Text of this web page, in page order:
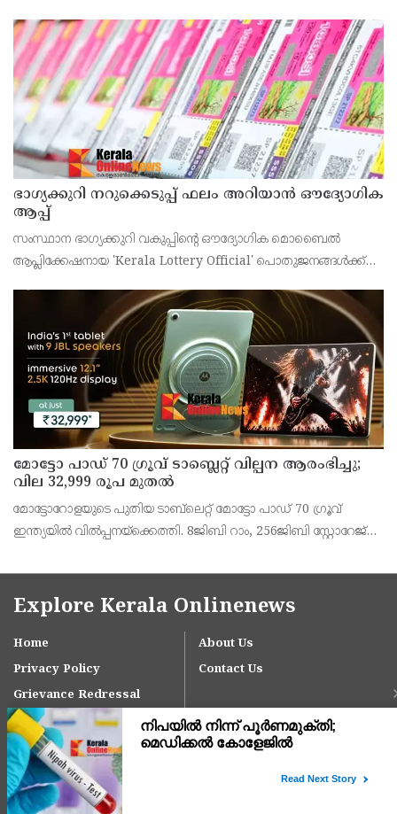
ഭാഗ്യക്കുറി നറുക്കെടുപ്പ് ഫലം അറിയാൻ ഔദ്യോഗിക
ആപ്പ്
സംസ്ഥാന ഭാഗ്യക്കുറി വകുപ്പിന്റെ ഔദ്യോഗിക മൊബൈൽ
ആപ്ലിക്കേഷനായ 'Kerala Lottery Official' പൊതുജനങ്ങൾക്ക്
അഞ്ജു കെ എസ് അറിയിച്ചു.
മോട്ടോ പാഡ് 70 ഗ്രൂവ് ടാബ്ലെറ്റ് വില്പന ആരംഭിച്ചു;
വില 32,999 രൂപ മുതൽ
മോട്ടോറോളയുടെ പുതിയ ടാബ്‌ലെറ്റ് മോട്ടോ പാഡ് 70 ഗ്രൂവ്
ഇന്ത്യയിൽ വിൽപ്പനയ്‌ക്കെത്തി. 8ജിബി റാം, 256ജിബി സ്റ്റോറേജ്
ഉൾപ്പെടെ 32,999 രൂപയാണ് ഫലപ്രദമായ
Explore Kerala Onlinenews
Home
About Us
Privacy Policy
Contact Us
Grievance Redressal